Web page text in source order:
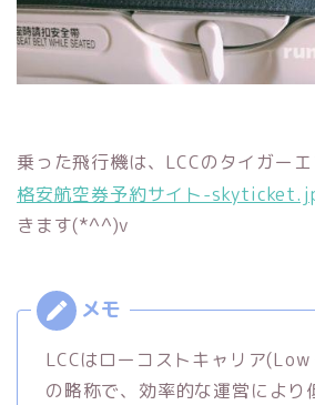
乗った飛行機は、LCCのタイガ
格安航空券予約サイト-
きます(*^^)v
LCCはローコストキャリア
の略称で、効率的な運営により